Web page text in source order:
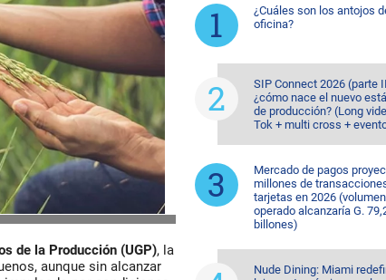
de la Producción (UGP), la
aunque sin alcanzar
¿Cuáles son los antojos
oficina?
SIP Connect 2026 (parte
¿cómo nace el nuevo
de producción? (Long
Tok + multi cross +
Mercado de pagos
millones de
tarjetas en 2026 (volumen
operado alcanzaría G.
billones)
Nude Dining: Miami